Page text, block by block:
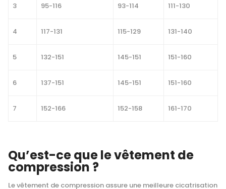
3 95-116 93-114 111-130
4 117-131 115-129 131-140
5 132-151 145-151 151-160
6 137-151 145-151 151-160
7 152-166 152-158 161-170
Qu’est-ce que le vêtement de
compression ?
Le vêtement de compression assure une meilleure cicatrisation